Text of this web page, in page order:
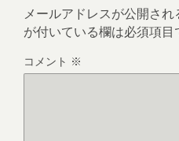
メールアドレスが公開され
が付いている欄は必須項目
コメント ※